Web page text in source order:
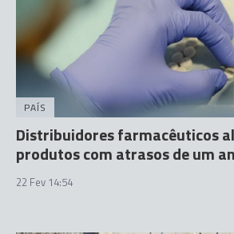
PAÍS
Distribuidores farmacêuticos
produtos com atrasos de um
22 Fev 14:54